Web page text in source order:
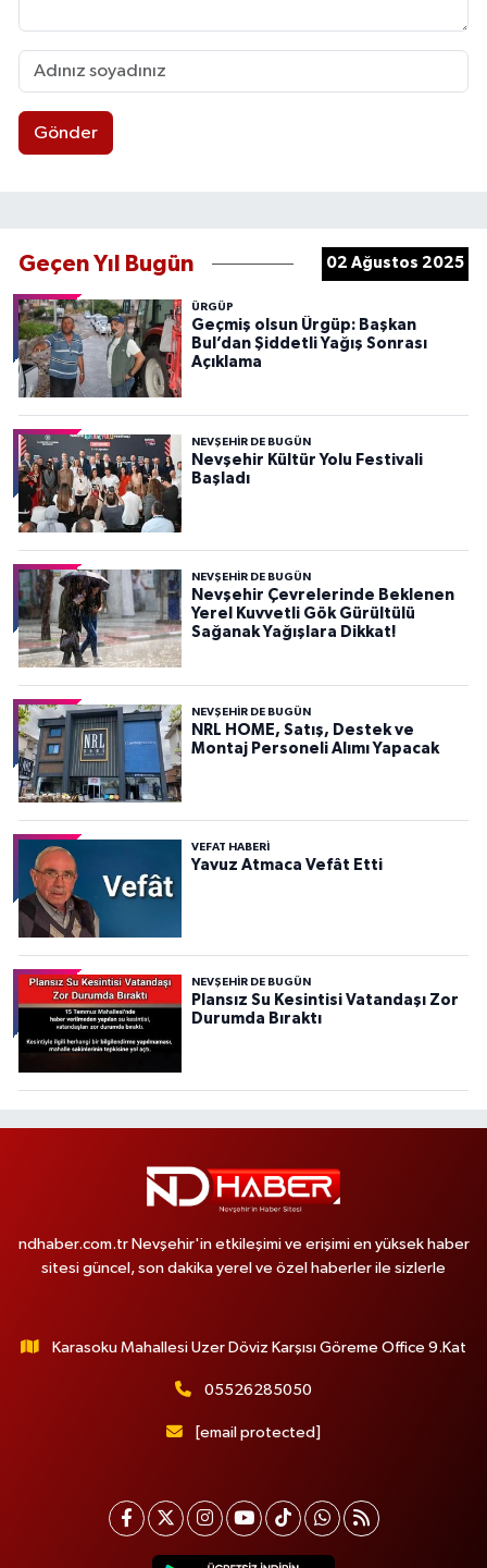
Gönder
Geçen Yıl Bugün 02 Ağustos 2025
ÜRGÜP
Geçmiş olsun Ürgüp: Başkan
Bul’dan Şiddetli Yağış Sonrası
Açıklama
NEVŞEHIR DE BUGÜN
Nevşehir Kültür Yolu Festivali
Başladı
NEVŞEHIR DE BUGÜN
Nevşehir Çevrelerinde Beklenen
Yerel Kuvvetli Gök Gürültülü
Sağanak Yağışlara Dikkat!
NEVŞEHIR DE BUGÜN
NRL HOME, Satış, Destek ve
Montaj Personeli Alımı Yapacak
VEFAT HABERI
Yavuz Atmaca Vefât Etti
NEVŞEHIR DE BUGÜN
Plansız Su Kesintisi Vatandaşı Zor
Durumda Bıraktı
ndhaber.com.tr Nevşehir'in etkileşimi ve erişimi en yüksek haber
sitesi güncel, son dakika yerel ve özel haberler ile sizlerle
Karasoku Mahallesi Uzer Döviz Karşısı Göreme Office 9.Kat
05526285050
[email protected]